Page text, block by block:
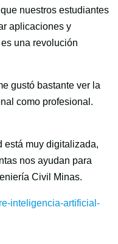
nuestros estudiantes
aplicaciones y
una revolución
gustó bastante ver la
como profesional.
está muy digitalizada,
nos ayudan para
Civil Minas.
inteligencia-artificial-